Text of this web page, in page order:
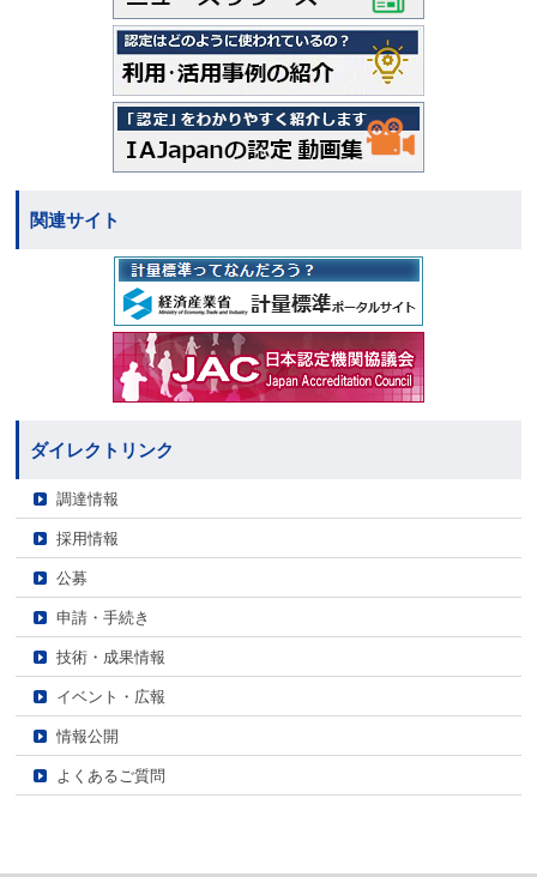
関連サイト
ダイレクトリンク
調達情報
採用情報
公募
申請・手続き
技術・成果情報
イベント・広報
情報公開
よくあるご質問